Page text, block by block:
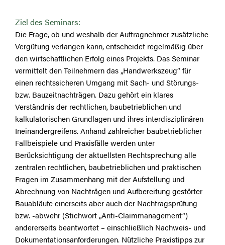
Ziel des Seminars:
Die Frage, ob und weshalb der Auftragnehmer zusätzliche
Vergütung verlangen kann, entscheidet regelmäßig über
den wirtschaftlichen Erfolg eines Projekts. Das Seminar
vermittelt den Teilnehmern das „Handwerkszeug“ für
einen rechtssicheren Umgang mit Sach- und Störungs-
bzw. Bauzeitnachträgen. Dazu gehört ein klares
Verständnis der rechtlichen, baubetrieblichen und
kalkulatorischen Grundlagen und ihres interdisziplinären
Ineinandergreifens. Anhand zahlreicher baubetrieblicher
Fallbeispiele und Praxisfälle werden unter
Berücksichtigung der aktuellsten Rechtsprechung alle
zentralen rechtlichen, baubetrieblichen und praktischen
Fragen im Zusammenhang mit der Aufstellung und
Abrechnung von Nachträgen und Aufbereitung gestörter
Bauabläufe einerseits aber auch der Nachtragsprüfung
bzw. -abwehr (Stichwort „Anti-Claimmanagement“)
andererseits beantwortet – einschließlich Nachweis- und
Dokumentationsanforderungen. Nützliche Praxistipps zur